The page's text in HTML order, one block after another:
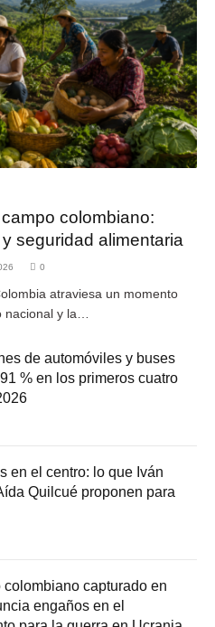
colombiano:
seguridad alimentaria
0
atraviesa un momento
nacional y la…
de automóviles y buses
% en los primeros cuatro
en el centro: lo que Iván
Quilcué proponen para
colombiano capturado en
engaños en el